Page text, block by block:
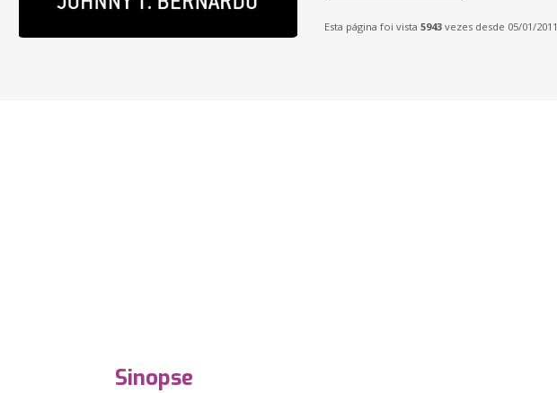
Esta página foi vista 5943 vezes desde 05/01/2011
Sinopse